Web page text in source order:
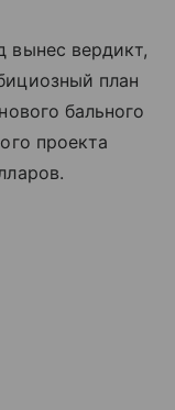
вынес вердикт,
план
бального
проекта